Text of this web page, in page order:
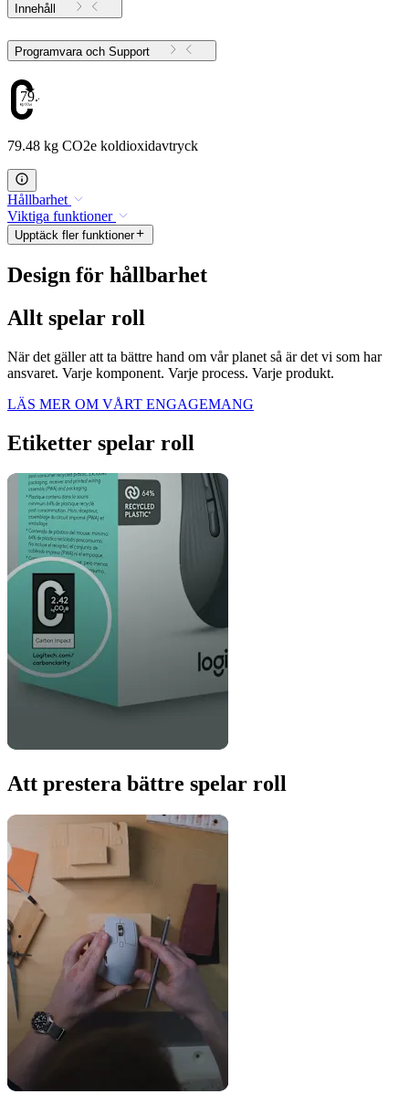
Innehåll
Programvara och Support
79.48
79.48 kg CO2e koldioxidavtryck
Hållbarhet
Viktiga funktioner
Upptäck fler funktioner
Design för hållbarhet
Allt spelar roll
När det gäller att ta bättre hand om vår planet så är det vi som har
ansvaret. Varje komponent. Varje process. Varje produkt.
LÄS MER OM VÅRT ENGAGEMANG
Etiketter spelar roll
Att prestera bättre spelar roll